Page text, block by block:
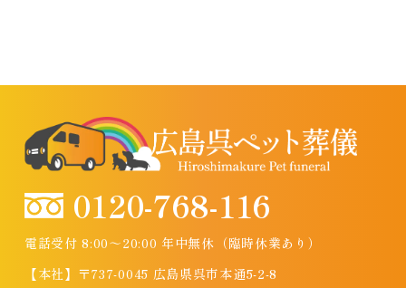
0120-768-116
電話受付 8:00～20:00 年中無休（臨時休業あり）
【本社】〒737-0045 広島県呉市本通5-2-8